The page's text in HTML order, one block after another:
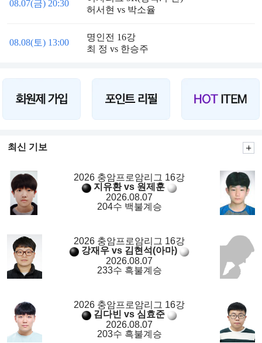
08.07(금) 20:30
허서현 vs 박소율
08.08(토) 13:00
명인전 16강
최 정 vs 한승주
최신 기보
2026 충암프로암리그 16강
지유환 vs 원제훈
2026.08.07
204수 백불계승
2026 충암프로암리그 16강
강재우 vs 김현석(아마)
2026.08.07
233수 흑불계승
2026 충암프로암리그 16강
김다빈 vs 심효준
2026.08.07
203수 흑불계승